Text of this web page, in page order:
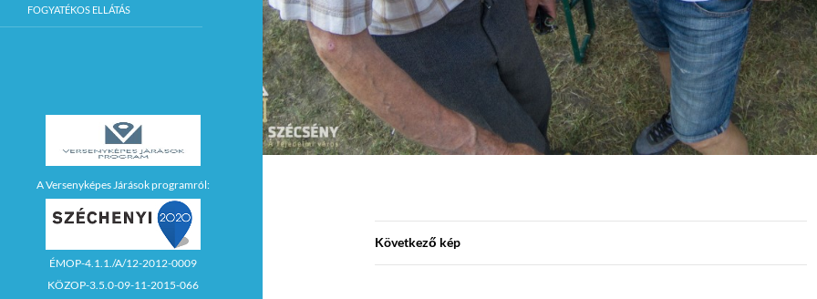
Következő kép
FOGYATÉKOS ELLÁTÁS
A Versenyképes Járások programról:
ÉMOP-4.1.1./A/12-2012-0009
KÖZOP-3.5.0-09-11-2015-066